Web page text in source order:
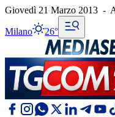
Giovedì 21 Marzo 2013 -
Milano 26°